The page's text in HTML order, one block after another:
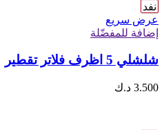
نفد
عرض سريع
إضافة للمفضّلة
شلشلي 5 اظرف فلاتر تقطير
3.500 د.ك